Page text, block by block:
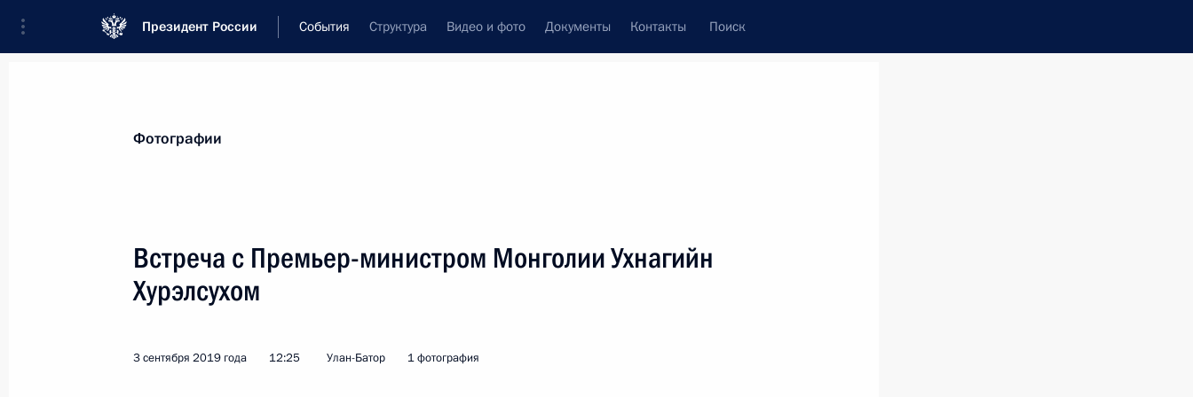
Президент России События Структура Видео и фото Документы Контакты Поиск
Фотографии
Встреча с Премьер-министром Монголии Ухнагийн
Хурэлсухом
3 сентября 2019 года 12:25 Улан-Батор 1 фотография